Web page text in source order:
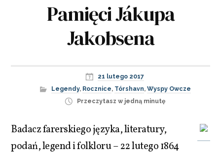
Pamięci Jákupa
Jakobsena
21 lutego 2017
Legendy, Rocznice, Tórshavn, Wyspy Owcze
Przeczytasz w jedną minutę
Badacz farerskiego języka, literatury,
podań, legend i folkloru – 22 lutego 1864